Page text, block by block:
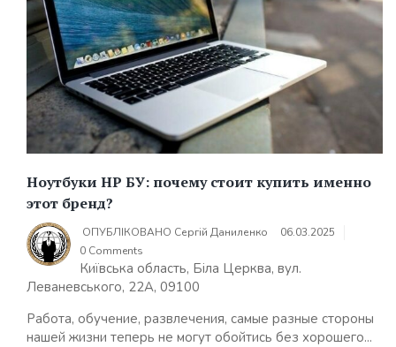
Ноутбуки HP БУ: почему стоит купить именно
этот бренд?
ОПУБЛІКОВАНО Сергій Даниленко
06.03.2025
0 Comments
Київська область, Біла Церква, вул.
Леваневського, 22А, 09100
Работа, обучение, развлечения, самые разные стороны
нашей жизни теперь не могут обойтись без хорошего...